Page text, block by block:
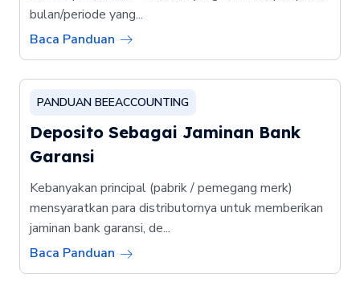
bulan/periode yang...
Baca Panduan
PANDUAN BEEACCOUNTING
Deposito Sebagai Jaminan Bank
Garansi
Kebanyakan principal (pabrik / pemegang merk)
mensyaratkan para distributornya untuk memberikan
jaminan bank garansi, de...
Baca Panduan